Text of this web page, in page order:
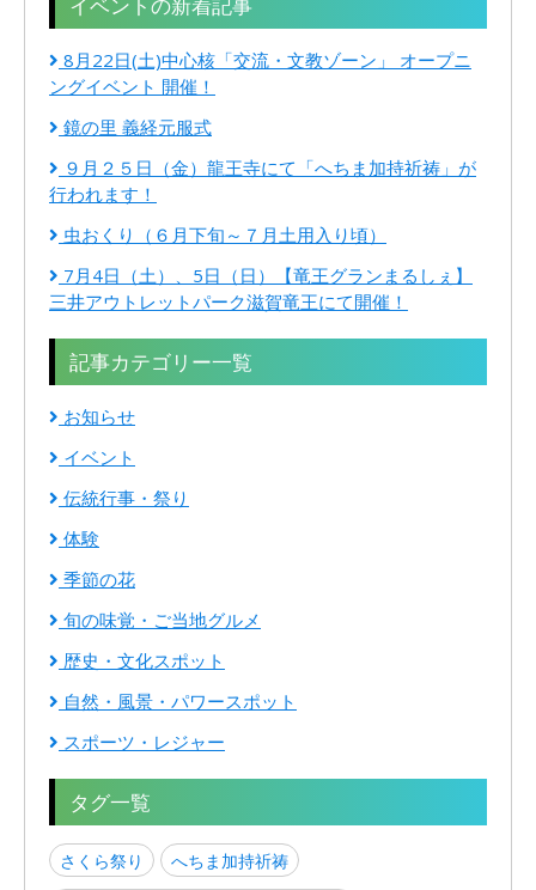
イベントの新着記事
8月22日(土)中心核「交流・文教ゾーン」 オープニ
ングイベント 開催！
鏡の里 義経元服式
９月２５日（金）龍王寺にて「へちま加持祈祷」が
行われます！
虫おくり（６月下旬～７月土用入り頃）
7月4日（土）、5日（日）【竜王グランまるしぇ】
三井アウトレットパーク滋賀竜王にて開催！
記事カテゴリー一覧
お知らせ
イベント
伝統行事・祭り
体験
季節の花
旬の味覚・ご当地グルメ
歴史・文化スポット
自然・風景・パワースポット
スポーツ・レジャー
タグ一覧
さくら祭り
へちま加持祈祷